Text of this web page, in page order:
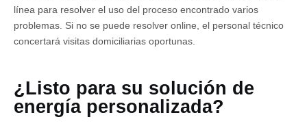
línea para resolver el uso del proceso encontrado varios
problemas. Si no se puede resolver online, el personal técnico
concertará visitas domiciliarias oportunas.
¿Listo para su solución de
energía personalizada?